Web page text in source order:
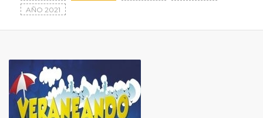
AÑO 2021